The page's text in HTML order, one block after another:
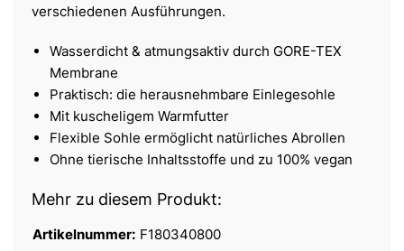
verschiedenen Ausführungen.
Wasserdicht & atmungsaktiv durch GORE-TEX
Membrane
Praktisch: die herausnehmbare Einlegesohle
Mit kuscheligem Warmfutter
Flexible Sohle ermöglicht natürliches Abrollen
Ohne tierische Inhaltsstoffe und zu 100% vegan
Mehr zu diesem Produkt:
Artikelnummer: F180340800